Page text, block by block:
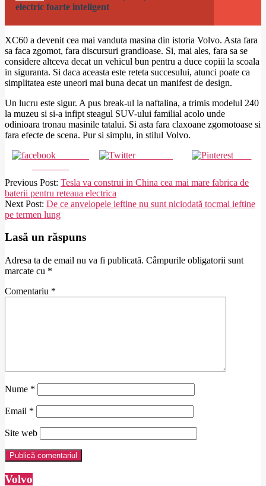
electric foarte inteligent
XC60 a devenit cea mai vanduta masina din istoria Volvo. Asta fara
sa faca zgomot, fara discursuri grandioase. Si, mai ales, fara sa se
considere altceva decat un vehicul bun pentru a duce copiii la scoala
in siguranta. Si daca aceasta este reteta succesului, atunci poate ca
simplitatea este uneori mai buna decat un manifest de design.
Un lucru este sigur. A pus break-ul la naftalina, a trimis modelul 240
la muzeu si si-a infipt steagul SUV-ului familial acolo unde
odinioara tronau masinile tatalui. Si asta fara claxoane zgomotoase si
fara efecte de scena. Pur si simplu, in stilul Volvo.
Post on X Save
2025-
07-
18
Previous Post: Tesla va construi in China cea mai mare fabrica de
baterii pentru reteaua electrica
Next Post: De ce anvelopele ieftine nu sunt niciodată tocmai ieftine
pe termen lung
Lasă un răspuns
Adresa ta de email nu va fi publicată. Câmpurile obligatorii sunt
marcate cu *
Comentariu *
Nume *
Email *
Site web
Volvo